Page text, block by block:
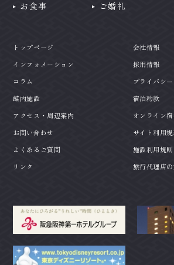
お食事
ご婚礼
トップページ
インフォメーション
コラム
館内施設
アクセス・周辺案内
お問い合わせ
よくあるご質問
リンク
会社情報
採用情報
プライバシ
宿泊約款
オンライン
サイト利用
施設利用規則
旅行代理店